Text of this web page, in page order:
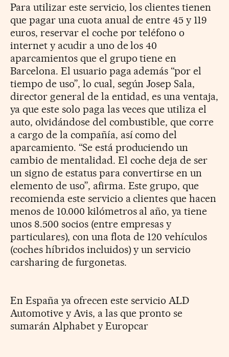
Para utilizar este servicio, los clientes tienen
que pagar una cuota anual de entre 45 y 119
euros, reservar el coche por teléfono o
internet y acudir a uno de los 40
aparcamientos que el grupo tiene en
Barcelona. El usuario paga además “por el
tiempo de uso”, lo cual, según Josep Sala,
director general de la entidad, es una ventaja,
ya que este solo paga las veces que utiliza el
auto, olvidándose del combustible, que corre
a cargo de la compañía, así como del
aparcamiento. “Se está produciendo un
cambio de mentalidad. El coche deja de ser
un signo de estatus para convertirse en un
elemento de uso”, afirma. Este grupo, que
recomienda este servicio a clientes que hacen
menos de 10.000 kilómetros al año, ya tiene
unos 8.500 socios (entre empresas y
particulares), con una flota de 120 vehículos
(coches híbridos incluidos) y un servicio
carsharing de furgonetas.
En España ya ofrecen este servicio ALD
Automotive y Avis, a las que pronto se
sumarán Alphabet y Europcar